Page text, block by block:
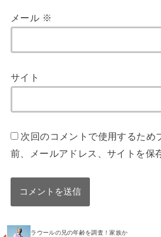
メール ※
サイト
次回のコメントで使用するため
前、メールアドレス、サイトを保
ラウールの兄の年齢を調査！家族か